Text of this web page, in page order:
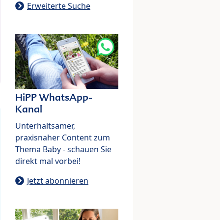
Erweiterte Suche
HiPP WhatsApp-
Kanal
Unterhaltsamer,
praxisnaher Content zum
Thema Baby - schauen Sie
direkt mal vorbei!
Jetzt abonnieren